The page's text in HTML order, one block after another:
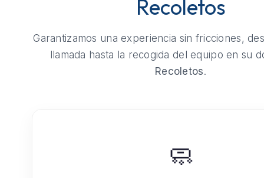
Recoletos
Garantizamos una experiencia sin fricciones,
llamada hasta la recogida del equipo en su
Recoletos.
🧼